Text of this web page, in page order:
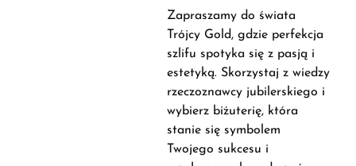
Zapraszamy do świata
Trójcy Gold, gdzie perfekcja
szlifu spotyka się z pasją i
estetyką. Skorzystaj z wiedzy
rzeczoznawcy jubilerskiego i
wybierz biżuterię, która
stanie się symbolem
Twojego sukcesu i